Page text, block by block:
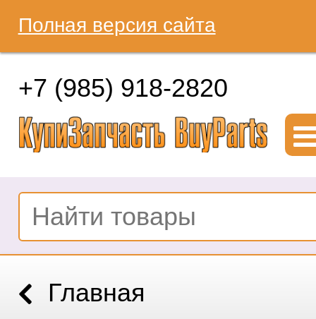
Полная версия сайта
+7 (985) 918-2820
Главная